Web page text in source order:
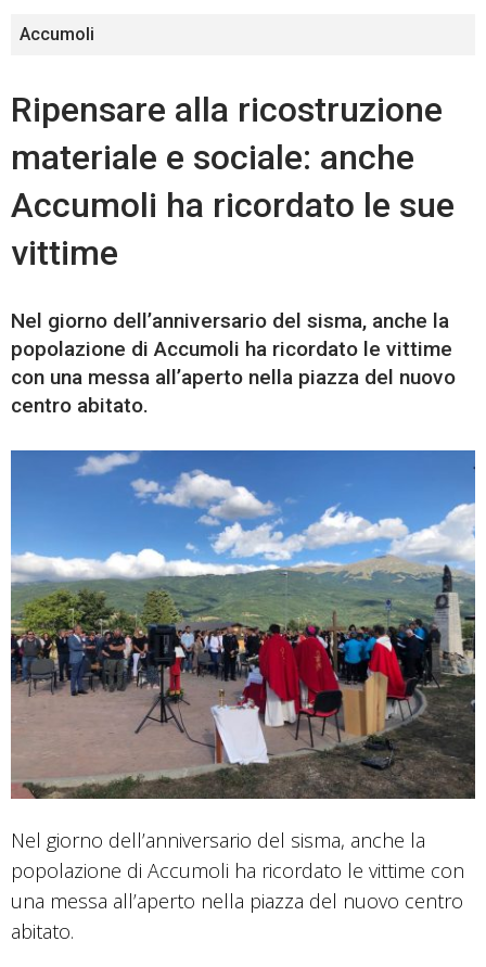
Accumoli
Ripensare alla ricostruzione
materiale e sociale: anche
Accumoli ha ricordato le sue
vittime
Nel giorno dell’anniversario del sisma, anche la
popolazione di Accumoli ha ricordato le vittime
con una messa all’aperto nella piazza del nuovo
centro abitato.
Nel giorno dell’anniversario del sisma, anche la
popolazione di Accumoli ha ricordato le vittime con
una messa all’aperto nella piazza del nuovo centro
abitato.